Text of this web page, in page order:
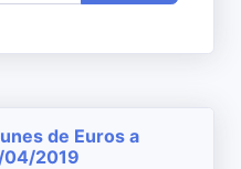
de Euros a
04/2019